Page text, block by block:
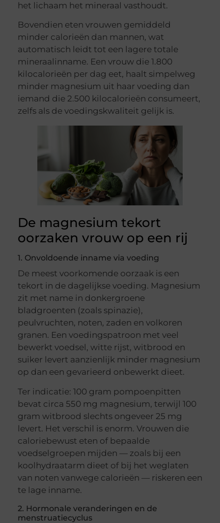
het lichaam het mineraal vasthoudt.
Bovendien eten vrouwen gemiddeld
minder calorieën dan mannen, wat
automatisch leidt tot een lagere totale
mineraalinname. Een vrouw die 1.800
kilocalorieën per dag eet, haalt simpelweg
minder magnesium uit haar voeding dan
iemand die 2.500 kilocalorieën consumeert,
zelfs als de voedingskwaliteit gelijk is.
De magnesium tekort
oorzaken vrouw op een rij
1. Onvoldoende inname via voeding
De meest voorkomende oorzaak is een
tekort in de dagelijkse voeding. Magnesium
zit met name in donkergroene
bladgroenten (zoals spinazie),
peulvruchten, noten, zaden en volkoren
granen. Een voedingspatroon met veel
bewerkt voedsel, witte rijst, witbrood en
suiker levert aanzienlijk minder magnesium
op dan een gevarieerd onbewerkt dieet.
Ter indicatie: 100 gram pompoenpitten
bevat circa 550 mg magnesium, terwijl 100
gram witbrood slechts ongeveer 25 mg
levert. Het verschil is enorm. Vrouwen die
caloriebewust eten of bepaalde
voedselgroepen mijden — zoals bij een
koolhydraatarm dieet of bij het weglaten
van noten vanwege calorieën — riskeren een
te lage inname.
2. Hormonale veranderingen en de
menstruatiecyclus